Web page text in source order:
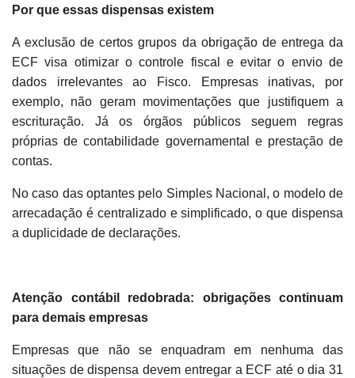
Por que essas dispensas existem
A exclusão de certos grupos da obrigação de entrega da
ECF visa otimizar o controle fiscal e evitar o envio de
dados irrelevantes ao Fisco. Empresas inativas, por
exemplo, não geram movimentações que justifiquem a
escrituração. Já os órgãos públicos seguem regras
próprias de contabilidade governamental e prestação de
contas.
No caso das optantes pelo Simples Nacional, o modelo de
arrecadação é centralizado e simplificado, o que dispensa
a duplicidade de declarações.
Atenção contábil redobrada: obrigações continuam
para demais empresas
Empresas que não se enquadram em nenhuma das
situações de dispensa devem entregar a ECF até o dia 31